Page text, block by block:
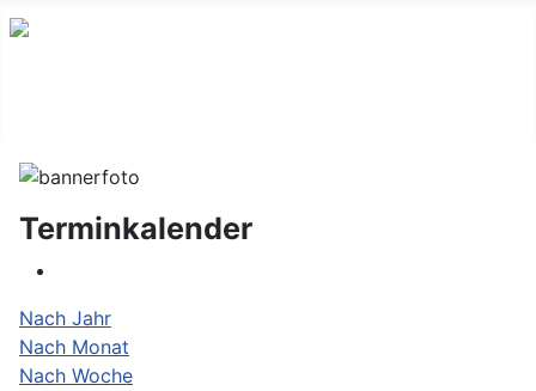
Terminkalender
Nach Jahr
Nach Monat
Nach Woche